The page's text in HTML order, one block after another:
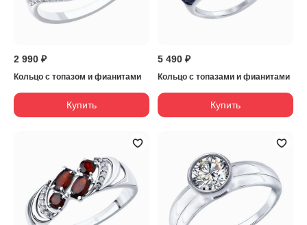
2 990 ₽
Кольцо с топазом и фианитами
Купить
5 490 ₽
Кольцо с топазами и фианитами
Купить